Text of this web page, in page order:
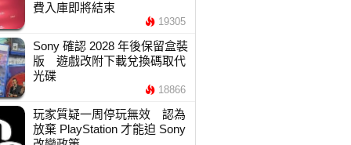
費入庫即將結束
19305
Sony 確認 2028 年後保留盒裝
版 遊戲改附下載兌換碼取代
光碟
18866
玩家質疑一周停玩無效 認為
放棄 PlayStation 才能迫 Sony